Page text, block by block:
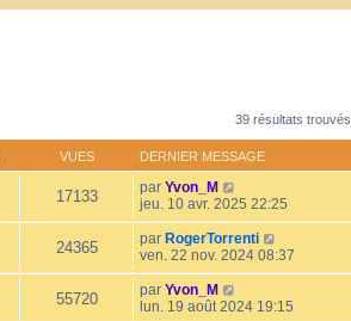
39 résultats trouvés
VUES DERNIER MESSAGE
17133 par Yvon_M
jeu. 10 avr. 2025 22:25
24365 par RogerTorrenti
ven. 22 nov. 2024 08:37
55720 par Yvon_M
lun. 19 août 2024 19:15